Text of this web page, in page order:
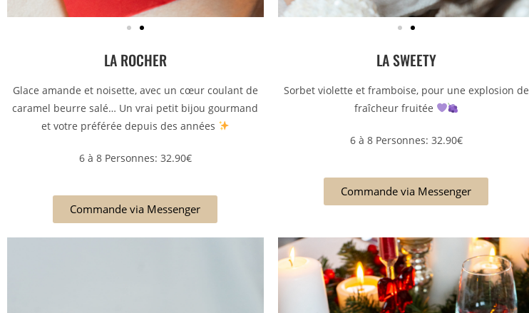
LA ROCHER
Glace amande et noisette, avec un cœur coulant de
caramel beurre salé… Un vrai petit bijou gourmand
et votre préférée depuis des années
6 à 8 Personnes: 32.90€
Commande via Messenger
LA SWEETY
Sorbet violette et framboise, pour une explosion de
fraîcheur fruitée
6 à 8 Personnes: 32.90€
Commande via Messenger